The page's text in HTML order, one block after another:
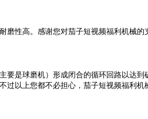
性高。感谢您对茄子短视频福利机械的
要是球磨机）形成闭合的循环回路以
以上您都不必担心，茄子短视频福利